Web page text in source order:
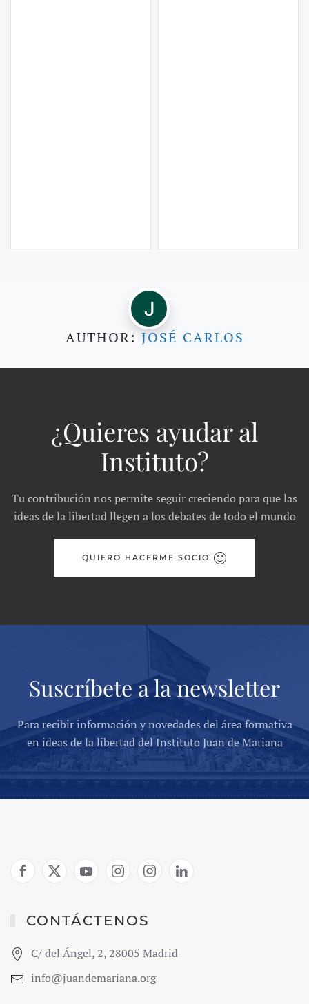
AUTHOR: JOSÉ CARLOS
¿Quieres ayudar al
Instituto?
Tu contribución nos permite seguir creciendo para que las
ideas de la libertad llegen a los debates de todo el mundo
QUIERO HACERME SOCIO
Suscríbete a la newsletter
Para recibir información y novedades del área formativa
en ideas de la libertad del Instituto Juan de Mariana
CONTÁCTENOS
C/ del Ángel, 2, 28005 Madrid
info@juandemariana.org